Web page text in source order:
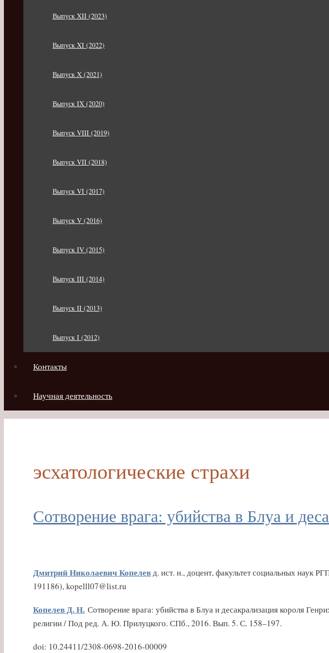
Выпуск XII (2023)
Выпуск XI (2022)
Выпуск X (2021)
Выпуск IX (2020)
Выпуск VIII (2019)
Выпуск VII (2018)
Выпуск VI (2017)
Выпуск V (2016)
Выпуск IV (2015)
Выпуск III (2014)
Выпуск II (2013)
Выпуск I (2012)
Контакты
Научная деятельность
эсхатологические страхи
Сотворение врага: убийства в Блуа и
Дмитрий Николаевич Копелев д. ист. н., доцент, факультет социальных наук
191186), kopelll07@list.ru
Копелев Д. Н. Сотворение врага: убийства в Блуа и десакрализация короля
религии / Под ред. А. Ю. Прилуцкого. СПб., 2016. Вып. 5. С. 158–197.
doi: 10.24411/2308-0698-2016-00009